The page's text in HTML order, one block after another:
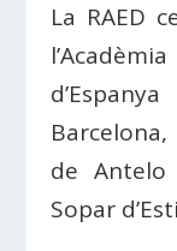
La RAED
Barcelona,
de
Sopar